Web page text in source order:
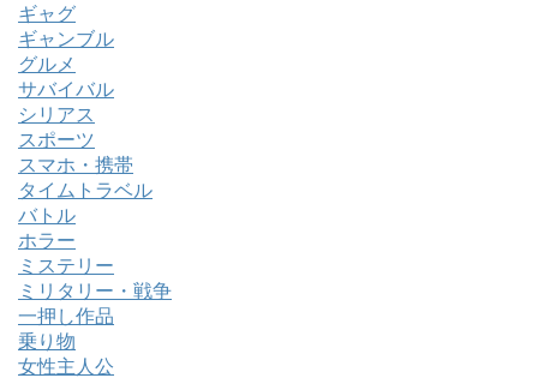
ギャグ
ギャンブル
グルメ
サバイバル
シリアス
スポーツ
スマホ・携帯
タイムトラベル
バトル
ホラー
ミステリー
ミリタリー・戦争
一押し作品
乗り物
女性主人公